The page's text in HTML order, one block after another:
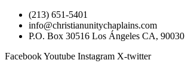
(213) 651-5401
info@christianunitychaplains.com
P.O. Box 30516 Los Ángeles CA, 90030
FacebookYoutube Instagram X-twitter